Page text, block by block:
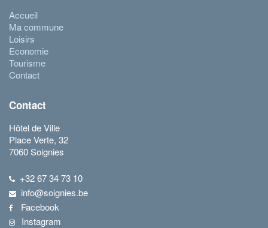
Accueil
Ma commune
Loisirs
Economie
Tourisme
Contact
Contact
Hôtel de Ville
Place Verte, 32
7060 Soignies
+32 67 34 73 10
info@soignies.be
Facebook
Instagram